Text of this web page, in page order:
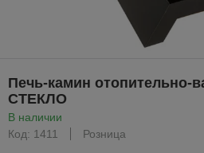
Печь-камин отопительно-
СТЕКЛО
В наличии
Код: 1411
Розница